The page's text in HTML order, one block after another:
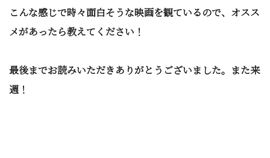
こんな感じで時々面白そうな映画を観ているので、オスス
メがあったら教えてください！
最後までお読みいただきありがとうございました。また来
週！